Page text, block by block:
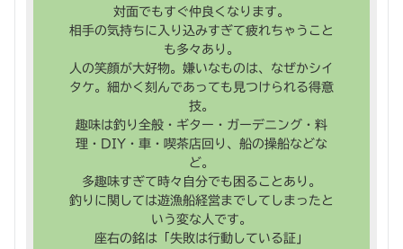
対面でもすぐ仲良くなります。
相手の気持ちに入り込みすぎて疲れちゃうこと
も多々あり。
人の笑顔が大好物。嫌いなものは、なぜかシイ
タケ。細かく刻んであっても見つけられる得意
技。
趣味は釣り全般・ギター・ガーデニング・料
理・DIY・車・喫茶店回り、船の操船などな
ど。
多趣味すぎて時々自分でも困ることあり。
釣りに関しては遊漁船経営までしてしまったと
いう変な人です。
座右の銘は「失敗は行動している証」